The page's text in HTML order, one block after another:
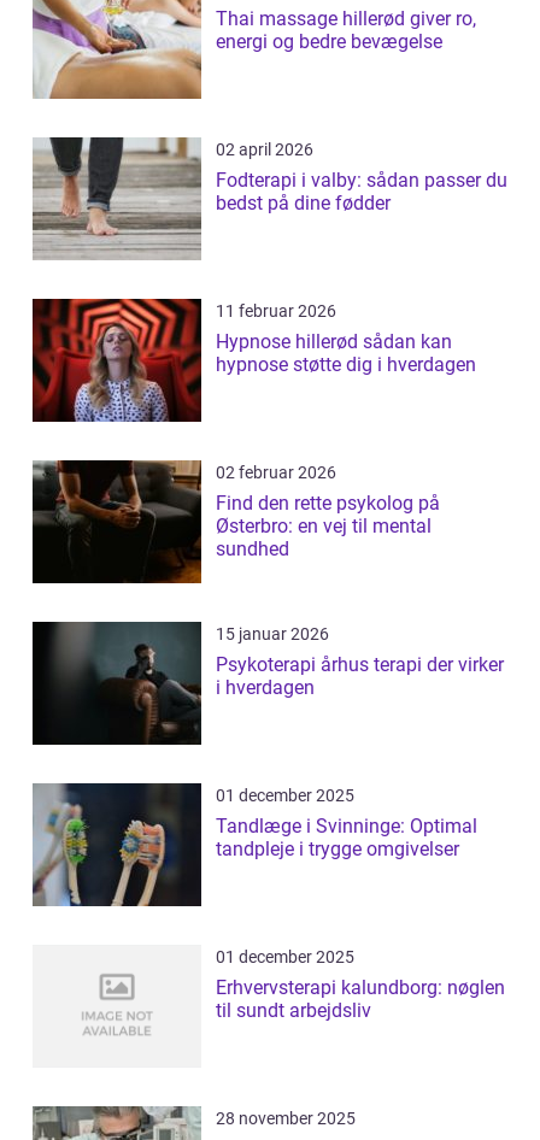
Thai massage hillerød giver ro,
energi og bedre bevægelse
02 april 2026
Fodterapi i valby: sådan passer du
bedst på dine fødder
11 februar 2026
Hypnose hillerød sådan kan
hypnose støtte dig i hverdagen
02 februar 2026
Find den rette psykolog på
Østerbro: en vej til mental
sundhed
15 januar 2026
Psykoterapi århus terapi der virker
i hverdagen
01 december 2025
Tandlæge i Svinninge: Optimal
tandpleje i trygge omgivelser
01 december 2025
Erhvervsterapi kalundborg: nøglen
til sundt arbejdsliv
28 november 2025